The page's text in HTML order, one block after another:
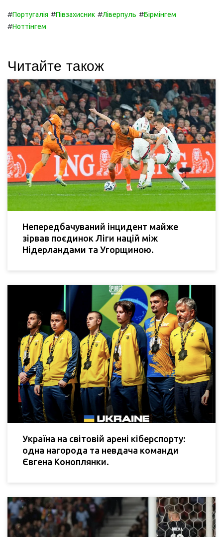
#Португалія #Півзахисник #Ліверпуль #Бірмінгем
#Ноттінгем
Читайте також
Непередбачуваний інцидент майже
зірвав поєдинок Ліги націй між
Нідерландами та Угорщиною.
Україна на світовій арені кіберспорту:
одна нагорода та невдача команди
Євгена Коноплянки.